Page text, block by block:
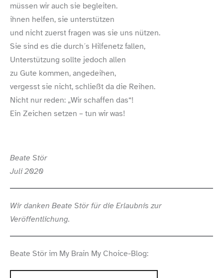
müssen wir auch sie begleiten.
ihnen helfen, sie unterstützen
und nicht zuerst fragen was sie uns nützen.
Sie sind es die durch´s Hilfenetz fallen,
Unterstützung sollte jedoch allen
zu Gute kommen, angedeihen,
vergesst sie nicht, schließt da die Reihen.
Nicht nur reden: „Wir schaffen das“!
Ein Zeichen setzen – tun wir was!
Beate Stör
Juli 2020
Wir danken Beate Stör für die Erlaubnis zur
Veröffentlichung.
Beate Stör im My Brain My Choice-Blog: